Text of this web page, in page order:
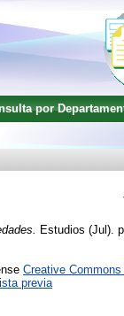
por
Estudios (Jul).
Creative
previa